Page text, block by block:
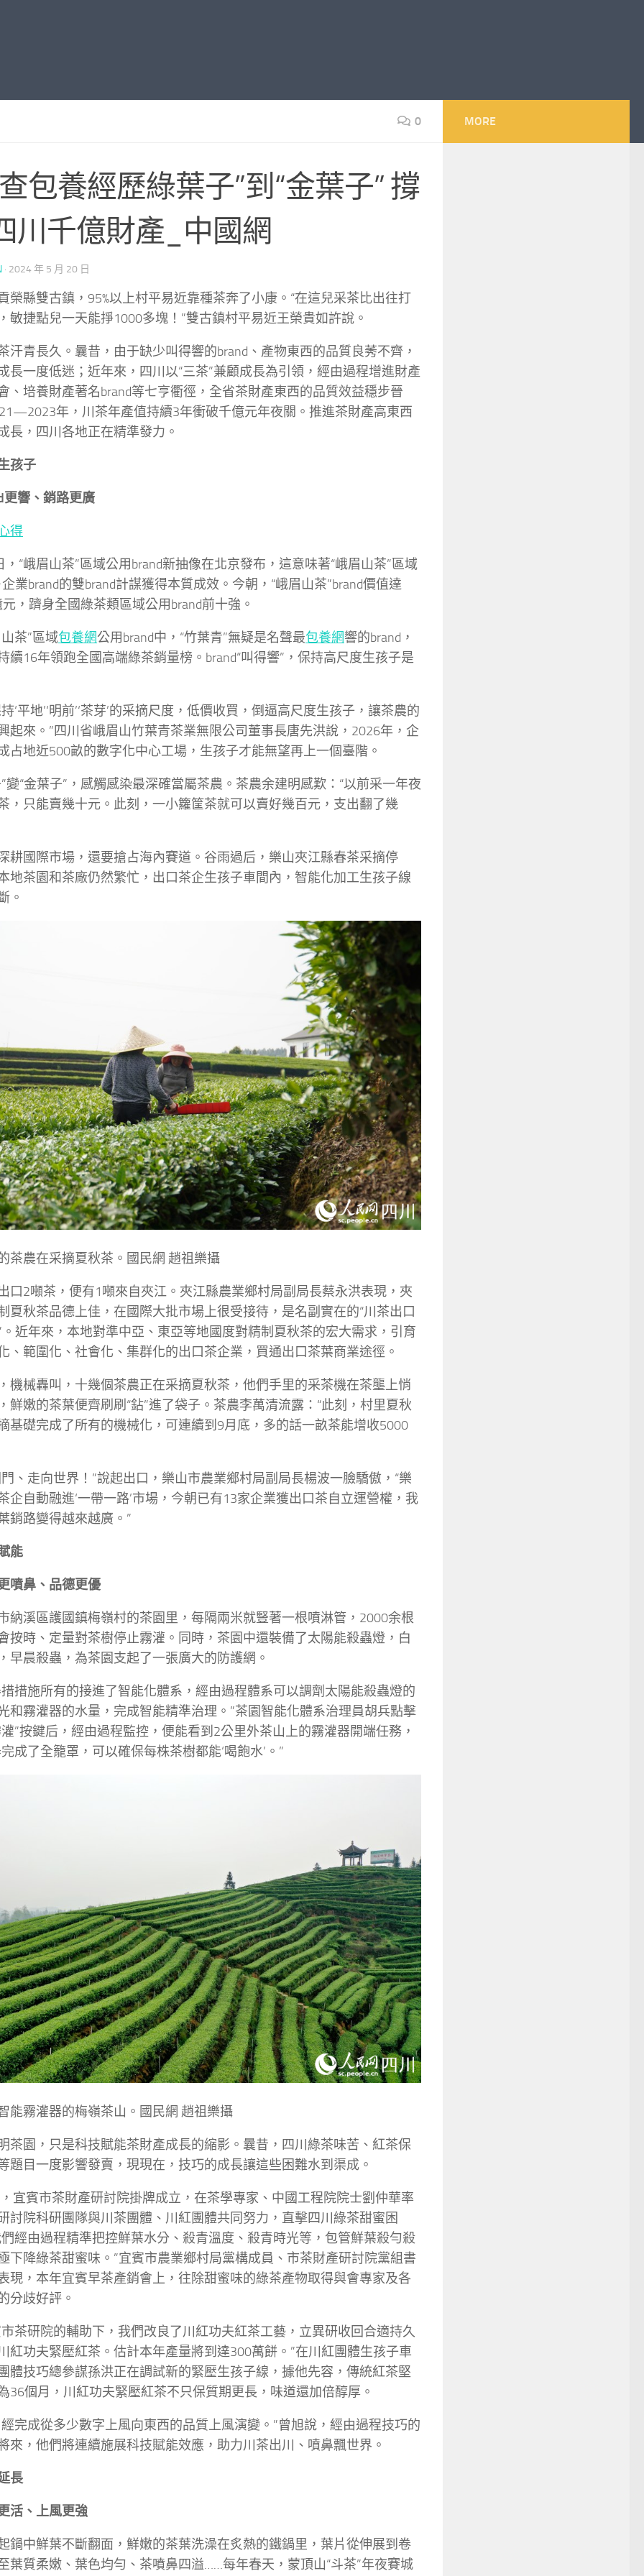
0
包養經歷綠葉子”到“金葉子” 撐
川千億財產_中國網
· 2024 年 5 月 20 日
榮縣雙古鎮，95%以上村平易近靠種茶奔了小康。“在這兒采茶比出往打
敏捷點兒一天能掙1000多塊！”雙古鎮村平易近王榮貴如許說。
汗青長久。曩昔，由于缺少叫得響的brand、產物東西的品質良莠不齊，
長一度低迷；近年來，四川以“三茶”兼顧成長為引領，經由過程增進財產
、培養財產著名brand等七亨衢徑，全省茶財產東西的品質效益穩步晉
年，川茶年產值持續3年衝破千億元年夜關。推進茶財產高東西
長，四川各地正在精準發力。
孩子
更響、銷路更廣
得
，“峨眉山茶”區域公用brand新抽像在北京發布，這意味著“峨眉山茶”區域
業brand的雙brand計謀獲得本質成效。今朝，“峨眉山茶”brand價值達
，躋身全國綠茶類區域公用brand前十強。
茶”區域包養網公用brand中，“竹葉青”無疑是名聲最包養網響的brand，
續16年領跑全國高端綠茶銷量榜。brand“叫得響”，保持高尺度生孩子是
‘平地’‘明前’‘茶芽’的采摘尺度，低價收買，倒逼高尺度生孩子，讓茶農的
起來。”四川省峨眉山竹葉青茶業無限公司董事長唐先洪說，2026年，企
占地近500畝的數字化中心工場，生孩子才能無望再上一個臺階。
變“金葉子”，感觸感染最深確當屬茶農。茶農余建明感歎：“以前采一年夜
，只能賣幾十元。此刻，一小籮筐茶就可以賣好幾百元，支出翻了幾
耕國際市場，還要搶占海內賽道。谷雨過后，樂山夾江縣春茶采摘停
地茶園和茶廠仍然繁忙，出口茶企生孩子車間內，智能化加工生孩子線
。
茶農在采摘夏秋茶。國民網 趙祖樂攝
口2噸茶，便有1噸來自夾江。夾江縣農業鄉村局副局長蔡永洪表現，夾
夏秋茶品德上佳，在國際大批市場上很受接待，是名副實在的“川茶出口
。近年來，本地對準中亞、東亞等地國度對精制夏秋茶的宏大需求，引育
、範圍化、社會化、集群化的出口茶企業，買通出口茶葉商業途徑。
機械轟叫，十幾個茶農正在采摘夏秋茶，他們手里的采茶機在茶壟上悄
鮮嫩的茶葉便齊刷刷“鉆”進了袋子。茶農李萬清流露：“此刻，村里夏秋
基礎完成了所有的機械化，可連續到9月底，多的話一畝茶能增收5000
、走向世界！”說起出口，樂山市農業鄉村局副局長楊波一臉驕傲，“樂
企自動融進‘一帶一路’市場，今朝已有13家企業獲出口茶自立運營權，我
銷路變得越來越廣。”
能
噴鼻、品德更優
納溪區護國鎮梅嶺村的茶園里，每隔兩米就豎著一根噴淋管，2000余根
按時、定量對茶樹停止霧灌。同時，茶園中還裝備了太陽能殺蟲燈，白
早晨殺蟲，為茶園支起了一張廣大的防護網。
措措施所有的接進了智能化體系，經由過程體系可以調劑太陽能殺蟲燈的
和霧灌器的水量，完成智能精準治理。”茶園智能化體系治理員胡兵點擊
”按鍵后，經由過程監控，便能看到2公里外茶山上的霧灌器開端任務，
成了全籠罩，可以確保每株茶樹都能‘喝飽水’。”
能霧灌器的梅嶺茶山。國民網 趙祖樂攝
茶園，只是科技賦能茶財產成長的縮影。曩昔，四川綠茶味苦、紅茶保
題目一度影響發賣，現現在，技巧的成長讓這些困難水到渠成。
宜賓市茶財產研討院掛牌成立，在茶學專家、中國工程院院士劉仲華率
討院科研團隊與川茶團體、川紅團體共同努力，直擊四川綠茶甜蜜困
們經由過程精準把控鮮葉水分、殺青溫度、殺青時光等，包管鮮葉殺勻殺
下降綠茶甜蜜味。”宜賓市農業鄉村局黨構成員、市茶財產研討院黨組書
現，本年宜賓早茶產銷會上，往除甜蜜味的綠茶產物取得與會專家及各
分歧好評。
市茶研院的輔助下，我們改良了川紅功夫紅茶工藝，立異研收回合適持久
紅功夫緊壓紅茶。估計本年產量將到達300萬餅。”在川紅團體生孩子車
體技巧總參謀孫洪正在調試新的緊壓生孩子線，據他先容，傳統紅茶堅
36個月，川紅功夫緊壓紅茶不只保質期更長，味道還加倍醇厚。
經完成從多少數字上風向東西的品質上風演變。”曾旭說，經由過程技巧的
來，他們將連續施展科技賦能效應，助力川茶出川、噴鼻飄世界。
長
活、上風更強
鍋中鮮葉不斷翻面，鮮嫩的茶葉洗澡在炙熱的鐵鍋里，葉片從伸展到卷
葉質柔嫩、葉色均勻、茶噴鼻四溢……每年春天，蒙頂山“斗茶”年夜賽城
MORE